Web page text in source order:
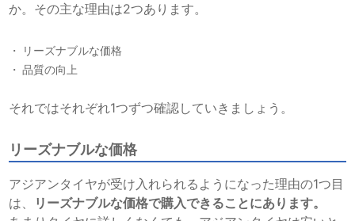
か。その主な理由は2つあります。
リーズナブルな価格
品質の向上
それではそれぞれ1つずつ確認していきましょう。
リーズナブルな価格
アジアンタイヤが受け入れられるようになった理由の1つ目
は、
リーズナブルな価格で購入できることにあります。